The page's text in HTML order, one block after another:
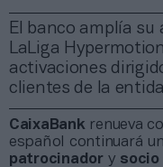
El banco amplía su
LaLiga
activaciones
clientes de la
CaixaBank renueva
español continuará
patrocinador y socio